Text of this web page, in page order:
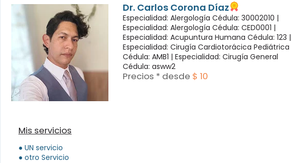
Dr. Carlos Corona Díaz
Especialidad: Alergología Cédula: 30002010 |
Especialidad: Alergología Cédula: CED0001 |
Especialidad: Acupuntura Humana Cédula: 123 |
Especialidad: Cirugía Cardiotorácica Pediátrica
Cédula: AMB1 | Especialidad: Cirugía General
Cédula: asww2
Precios * desde $ 10
Mis servicios
● UN servicio
● otro Servicio